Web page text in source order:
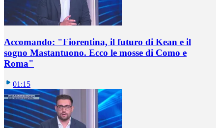
Accomando: "Fiorentina, il futuro di Kean e il
sogno Mastantuono. Ecco le mosse di Como e
Roma"
01:15